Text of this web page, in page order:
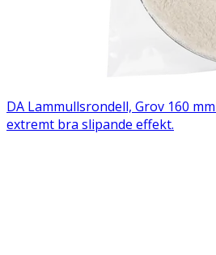
DA Lammullsrondell, Grov 160
extremt bra slipande effekt.